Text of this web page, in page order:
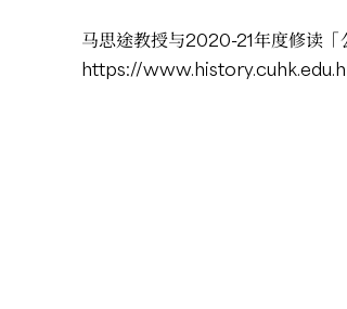
马思途教授与2020-21年度修读
https://